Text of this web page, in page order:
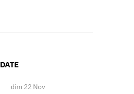
DATE
dim 22 Nov